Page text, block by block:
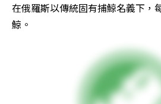
在俄羅斯以傳統固有捕鯨名義下，
鯨。